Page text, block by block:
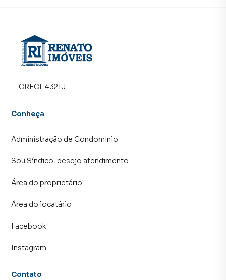
tradicionais. Já vendemos e locamos diversos imóveis em
Maricá, especialmente em Centro. Isso porque temos uma
equipe de marketing digital focada em produzir
o número de contatos interessados e tendo como
imóvel mais rápido. Contamos também com um time de
inquilinos.
CRECI: 4321J
Conheça
Administração de Condomínio
Sou Síndico, desejo atendimento
Área do proprietário
Área do locatário
Facebook
Instagram
Contato